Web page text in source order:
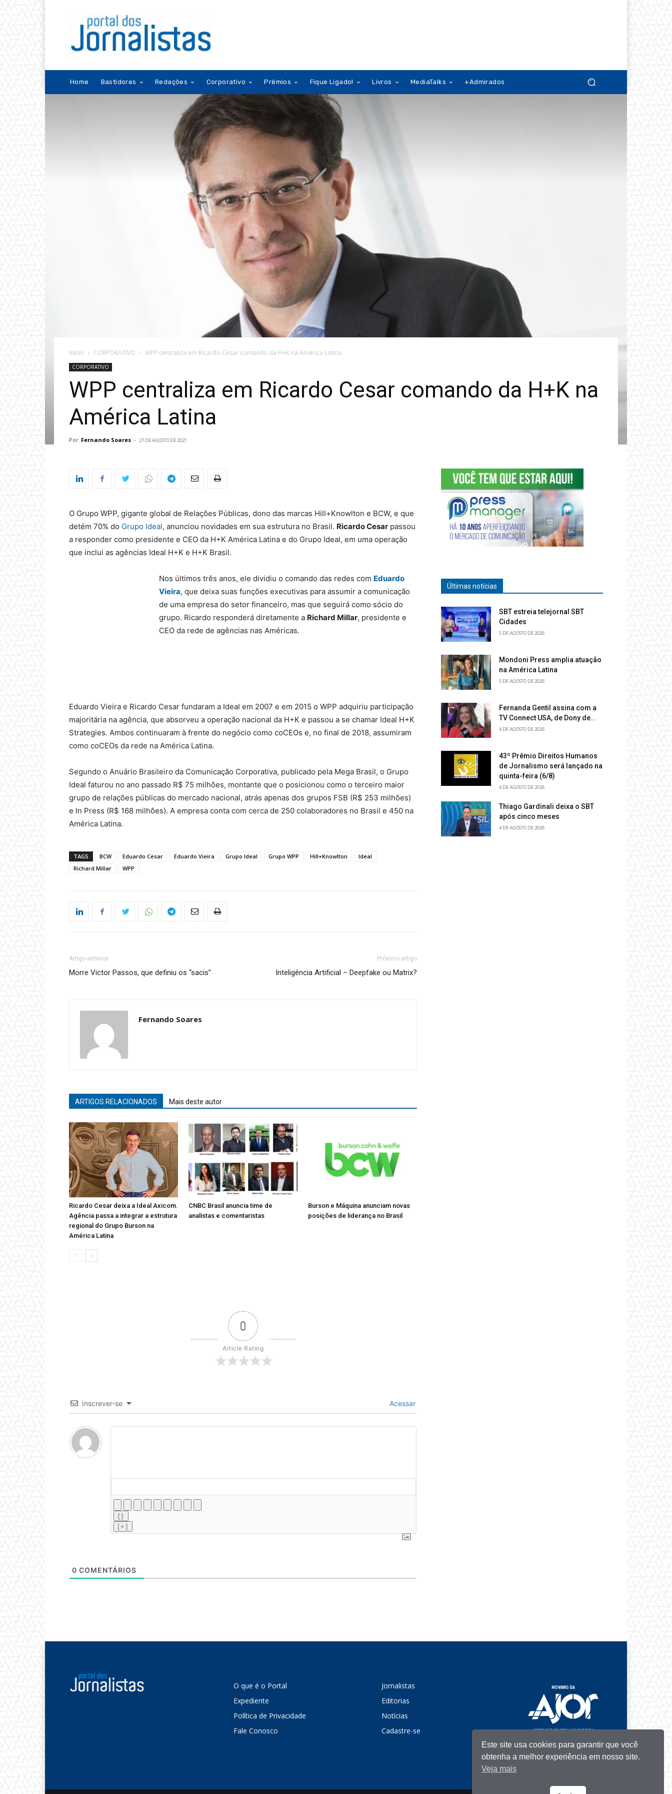
Home Bastidores Redações Corporativo Prêmios Fique Ligado! Livros MediaTalks +Admirados
Início CORPORATIVO WPP centraliza em Ricardo Cesar comando da H+K na América Latina
CORPORATIVO
WPP centraliza em Ricardo Cesar comando da H+K na
América Latina
Por Fernando Soares - 27 DE AGOSTO DE 2021
O Grupo WPP, gigante global de Relações Públicas, dono das marcas Hill+Knowlton e BCW, e que
detém 70% do Grupo Ideal, anunciou novidades em sua estrutura no Brasil. Ricardo Cesar passou
a responder como presidente e CEO da H+K América Latina e do Grupo Ideal, em uma operação
que inclui as agências Ideal H+K e H+K Brasil.
Nos últimos três anos, ele dividiu o comando das redes com Eduardo
Vieira, que deixa suas funções executivas para assumir a comunicação
de uma empresa do setor financeiro, mas que seguirá como sócio do
grupo. Ricardo responderá diretamente a Richard Millar, presidente e
CEO da rede de agências nas Américas.
Eduardo Vieira e Ricardo Cesar fundaram a Ideal em 2007 e em 2015 o WPP adquiriu participação
majoritária na agência, que absorveu a operação nacional da H+K e passou a se chamar Ideal H+K
Strategies. Ambos continuaram à frente do negócio como coCEOs e, no final de 2018, assumiram
como coCEOs da rede na América Latina.
Segundo o Anuário Brasileiro da Comunicação Corporativa, publicado pela Mega Brasil, o Grupo
Ideal faturou no ano passado R$ 75 milhões, montante que o posicionou como o terceiro maior
grupo de relações públicas do mercado nacional, atrás apenas dos grupos FSB (R$ 253 milhões)
e In Press (R$ 168 milhões). A empresa conta com cerca de 250 colaboradores no Brasil e 450 na
América Latina.
TAGS BCW Eduardo Cesar Eduardo Vieira Grupo Ideal Grupo WPP Hill+Knowlton
Ideal
Richard Millar
WPP
Artigo anterior
Morre Victor Passos, que definiu os “sacis”
Próximo artigo
Inteligência Artificial – Deepfake ou Matrix?
Fernando Soares
ARTIGOS RELACIONADOS Mais deste autor
Ricardo Cesar deixa a Ideal Axicom.
Agência passa a integrar a estrutura
regional do Grupo Burson na
América Latina
CNBC Brasil anuncia time de
analistas e comentaristas
Burson e Máquina anunciam novas
posições de liderança no Brasil
0
Article Rating
Inscrever-se Acessar
{}
[+]
0 COMENTÁRIOS
Últimas notícias
SBT estreia telejornal SBT
Cidades
5 DE AGOSTO DE 2026
Mondoni Press amplia atuação
na América Latina
5 DE AGOSTO DE 2026
Fernanda Gentil assina com a
TV Connect USA, de Dony de...
4 DE AGOSTO DE 2026
43º Prêmio Direitos Humanos
de Jornalismo será lançado na
quinta-feira (6/8)
4 DE AGOSTO DE 2026
Thiago Gardinali deixa o SBT
após cinco meses
4 DE AGOSTO DE 2026
O que é o Portal
Expediente
Política de Privacidade
Fale Conosco
Jornalistas
Editorias
Notícias
Cadastre-se
Este site usa cookies para garantir que você
obtenha a melhor experiência em nosso site.
Veja mais